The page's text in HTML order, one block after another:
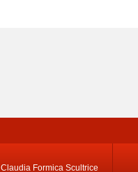
Claudia Formica Scultrice